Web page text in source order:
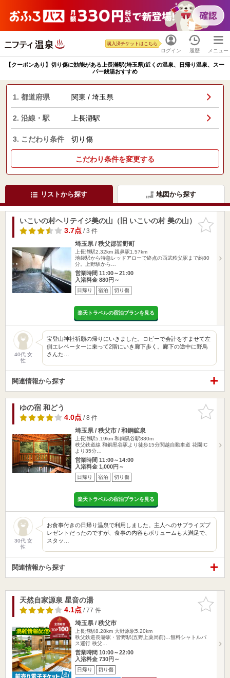
ログイン
購入済チケットはこちら
履歴 メニュー
【クーポンあり】切り傷に効能がある上長瀞駅(埼玉県)近くの温泉、日帰り温泉、スー
パー銭湯おすすめ
1. 都道府県 関東 / 埼玉県
2. 沿線・駅 上長瀞駅
3. こだわり条件 切り傷
こだわり条件を変更する
リストから探す 地図から探す
お気に入
りに追加
いこいの村ヘリテイジ美の山（旧 いこいの村 美の山）
3.7点/ 3 件
埼玉県 / 秩父郡皆野町
上長瀞駅2.32km 親鼻駅1.57km
池袋駅から特急レッドアローで終点の西武秩父駅まで約80
分。上野駅から…
営業時間 11:00～21:00
入浴料金 880円～
日帰り 宿泊 切り傷
楽天トラベルの宿泊プランを見る
40代 女
性
宝登山神社祈願の帰りにいきました。ロビーで会計をすませて左
側エレベーターに乗って2階にいき廊下歩く。廊下の途中に野鳥
さんた…
関連情報から探す
お気に入
りに追加
ゆの宿 和どう
4.0点/ 8 件
埼玉県 / 秩父市 / 和銅鉱泉
上長瀞駅5.19km 和銅黒谷駅880m
秩父鉄道線 和銅黒谷駅より徒歩15分関越自動車道 花園IC
より35分…
営業時間 11:00～14:00
入浴料金 1,000円～
日帰り 宿泊 切り傷
楽天トラベルの宿泊プランを見る
30代 女
性
お食事付きの日帰り温泉で利用しました。主人へのサプライズプ
レゼントだったのですが、食事の内容もボリュームも大満足で、
スタッ…
関連情報から探す
お気に入
りに追加
天然自家源泉 星音の湯
4.1点/ 77 件
埼玉県 / 秩父市
上長瀞駅8.28km 大野原駅5.20km
秩父鉄道長瀞駅・皆野駅(五野上薬局前)…無料シャトルバ
ス運行 秩父…
営業時間 10:00～22:00
入浴料金 730円～
日帰り 切り傷